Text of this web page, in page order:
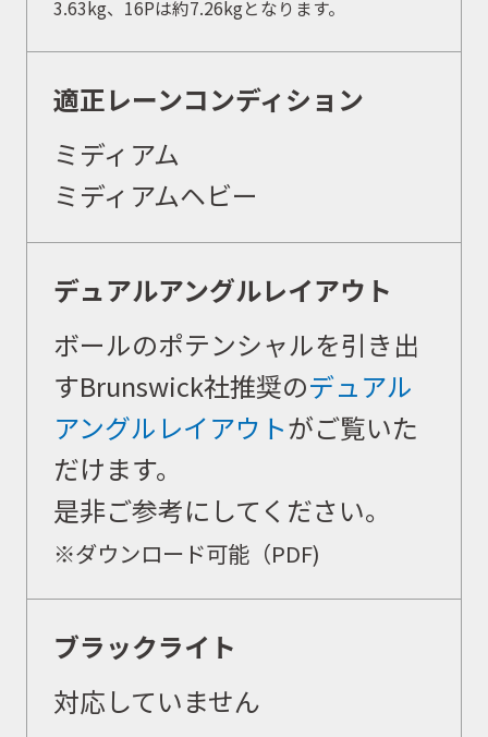
イベント
キャンペーン
お問合せ
会社概要
3.63kg、16Pは約7.26kgとなります。
適正レーンコンディション
ミディアム
ミディアムヘビー
デュアルアングルレイアウト
ボールのポテンシャルを引き出
すBrunswick社推奨のデュアル
アングルレイアウトがご覧いた
だけます。
是非ご参考にしてください。
※ダウンロード可能（PDF)
ブラックライト
対応していません